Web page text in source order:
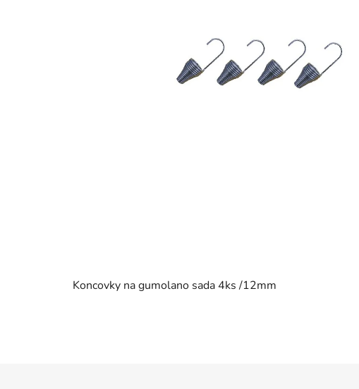
Koncovky na gumolano sada 4ks /12mm